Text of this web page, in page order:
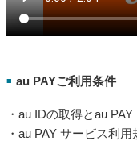
■ au PAYご利用条件
・au IDの取得とau
・au PAY サービス利